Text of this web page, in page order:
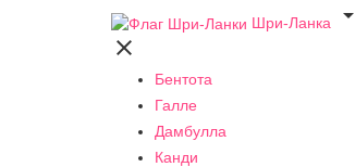
Шри-Ланка


Бентота
Галле
Дамбулла
Канди